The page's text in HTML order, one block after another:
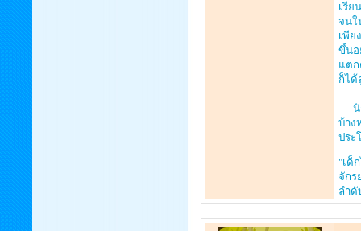
เรีย
จนใ
เพีย
ขึ้นอ
แตก
ก็ได้
นัก
บ้าง
ประ
"เด็
จักร
ลำดั